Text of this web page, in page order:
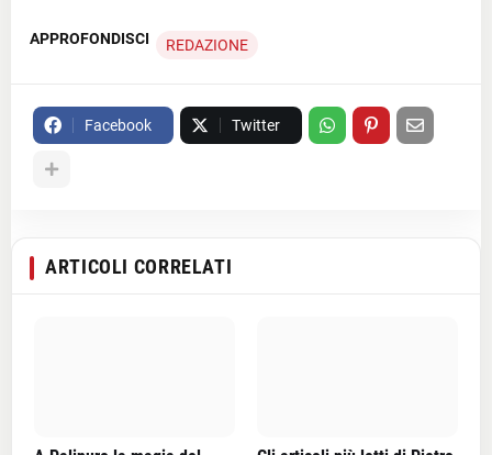
APPROFONDISCI REDAZIONE
Facebook Twitter
ARTICOLI CORRELATI